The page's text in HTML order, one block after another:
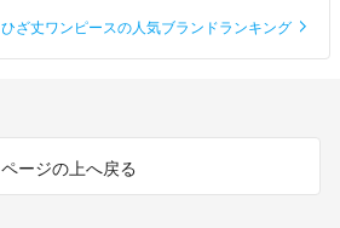
ひざ丈ワンピースの人気ブランドランキング
ページの上へ戻る